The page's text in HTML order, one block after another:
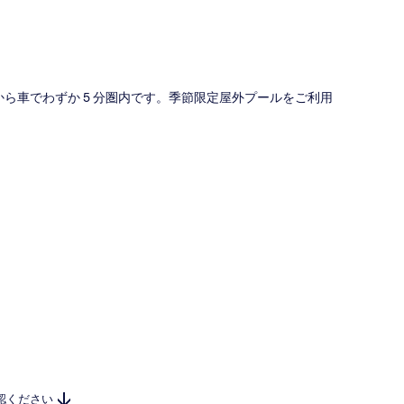
車でわずか 5 分圏内です。季節限定屋外プールをご利用
ください